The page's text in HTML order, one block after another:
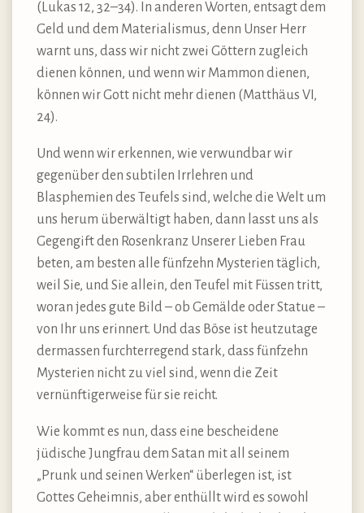
(Lukas 12, 32–34). In anderen Worten, entsagt dem
Geld und dem Materialismus, denn Unser Herr
warnt uns, dass wir nicht zwei Göttern zugleich
dienen können, und wenn wir Mammon dienen,
können wir Gott nicht mehr dienen (Matthäus VI,
24).
Und wenn wir erkennen, wie verwundbar wir
gegenüber den subtilen Irrlehren und
Blasphemien des Teufels sind, welche die Welt um
uns herum überwältigt haben, dann lasst uns als
Gegengift den Rosenkranz Unserer Lieben Frau
beten, am besten alle fünfzehn Mysterien täglich,
weil Sie, und Sie allein, den Teufel mit Füssen tritt,
woran jedes gute Bild – ob Gemälde oder Statue –
von Ihr uns erinnert. Und das Böse ist heutzutage
dermassen furchterregend stark, dass fünfzehn
Mysterien nicht zu viel sind, wenn die Zeit
vernünftigerweise für sie reicht.
Wie kommt es nun, dass eine bescheidene
jüdische Jungfrau dem Satan mit all seinem
„Prunk und seinen Werken“ überlegen ist, ist
Gottes Geheimnis, aber enthüllt wird es sowohl